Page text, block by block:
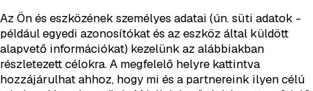
Az Ön és eszközének személyes adatai (ún. süti adatok -
például egyedi azonosítókat és az eszköz által küldött
alapvető információkat) kezelünk az alábbiakban
részletezett célokra. A megfelelő helyre kattintva
hozzájárulhat ahhoz, hogy mi és a partnereink ilyen célú